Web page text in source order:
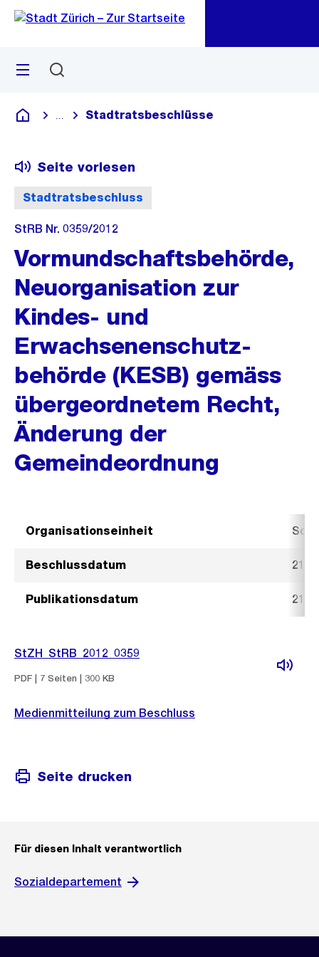
Navigation
Sprunglink
Menü
Deutsch
Blende alle Breadcrumbs ein
Stadtratsbeschlüsse
Stadtratsbeschluss
Seite vorlesen
StRB Nr. 0359/2012
Vormundschaftsbehörde,
Neuorganisation zur
Kindes- und
Erwachsenenschutz-
behörde (KESB) gemäss
übergeordnetem Recht,
Änderung der
Gemeindeordnung
Organisationseinheit
Beschlussdatum 21.
Publikationsdatum 21.
StZH_StRB_2012_0359
PDF | 7 Seiten | 300 KB
Medienmitteilung zum Beschluss
Seite drucken
Für diesen Inhalt verantwortlich
Sozialdepartement